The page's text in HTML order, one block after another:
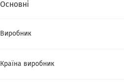
Основні
Виробник
Країна виробник